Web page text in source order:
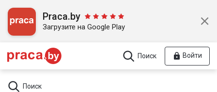
Praca.by
Загрузите на Google Play
Поиск Войти
Поиск